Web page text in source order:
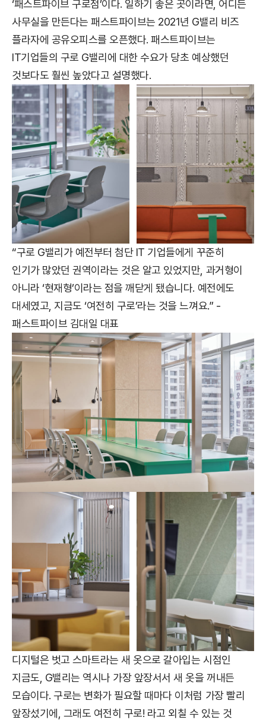
‘패스트파이브 구로점’이다. 일하기 좋은 곳이라면, 어디든
사무실을 만든다는 패스트파이브는 2021년 G밸리 비즈
플라자에 공유오피스를 오픈했다. 패스트파이브는
IT기업들의 구로 G밸리에 대한 수요가 당초 예상했던
것보다도 훨씬 높았다고 설명했다.
“구로 G밸리가 예전부터 첨단 IT 기업들에게 꾸준히
인기가 많았던 권역이라는 것은 알고 있었지만, 과거형이
아니라 ‘현재형’이라는 점을 깨닫게 됐습니다. 예전에도
대세였고, 지금도 ‘여전히 구로’라는 것을 느껴요.” -
패스트파이브 김대일 대표
디지털은 벗고 스마트라는 새 옷으로 갈아입는 시점인
지금도, G밸리는 역시나 가장 앞장서서 새 옷을 꺼내든
모습이다. 구로는 변화가 필요할 때마다 이처럼 가장 빨리
앞장섰기에, 그래도 여전히 구로! 라고 외칠 수 있는 것